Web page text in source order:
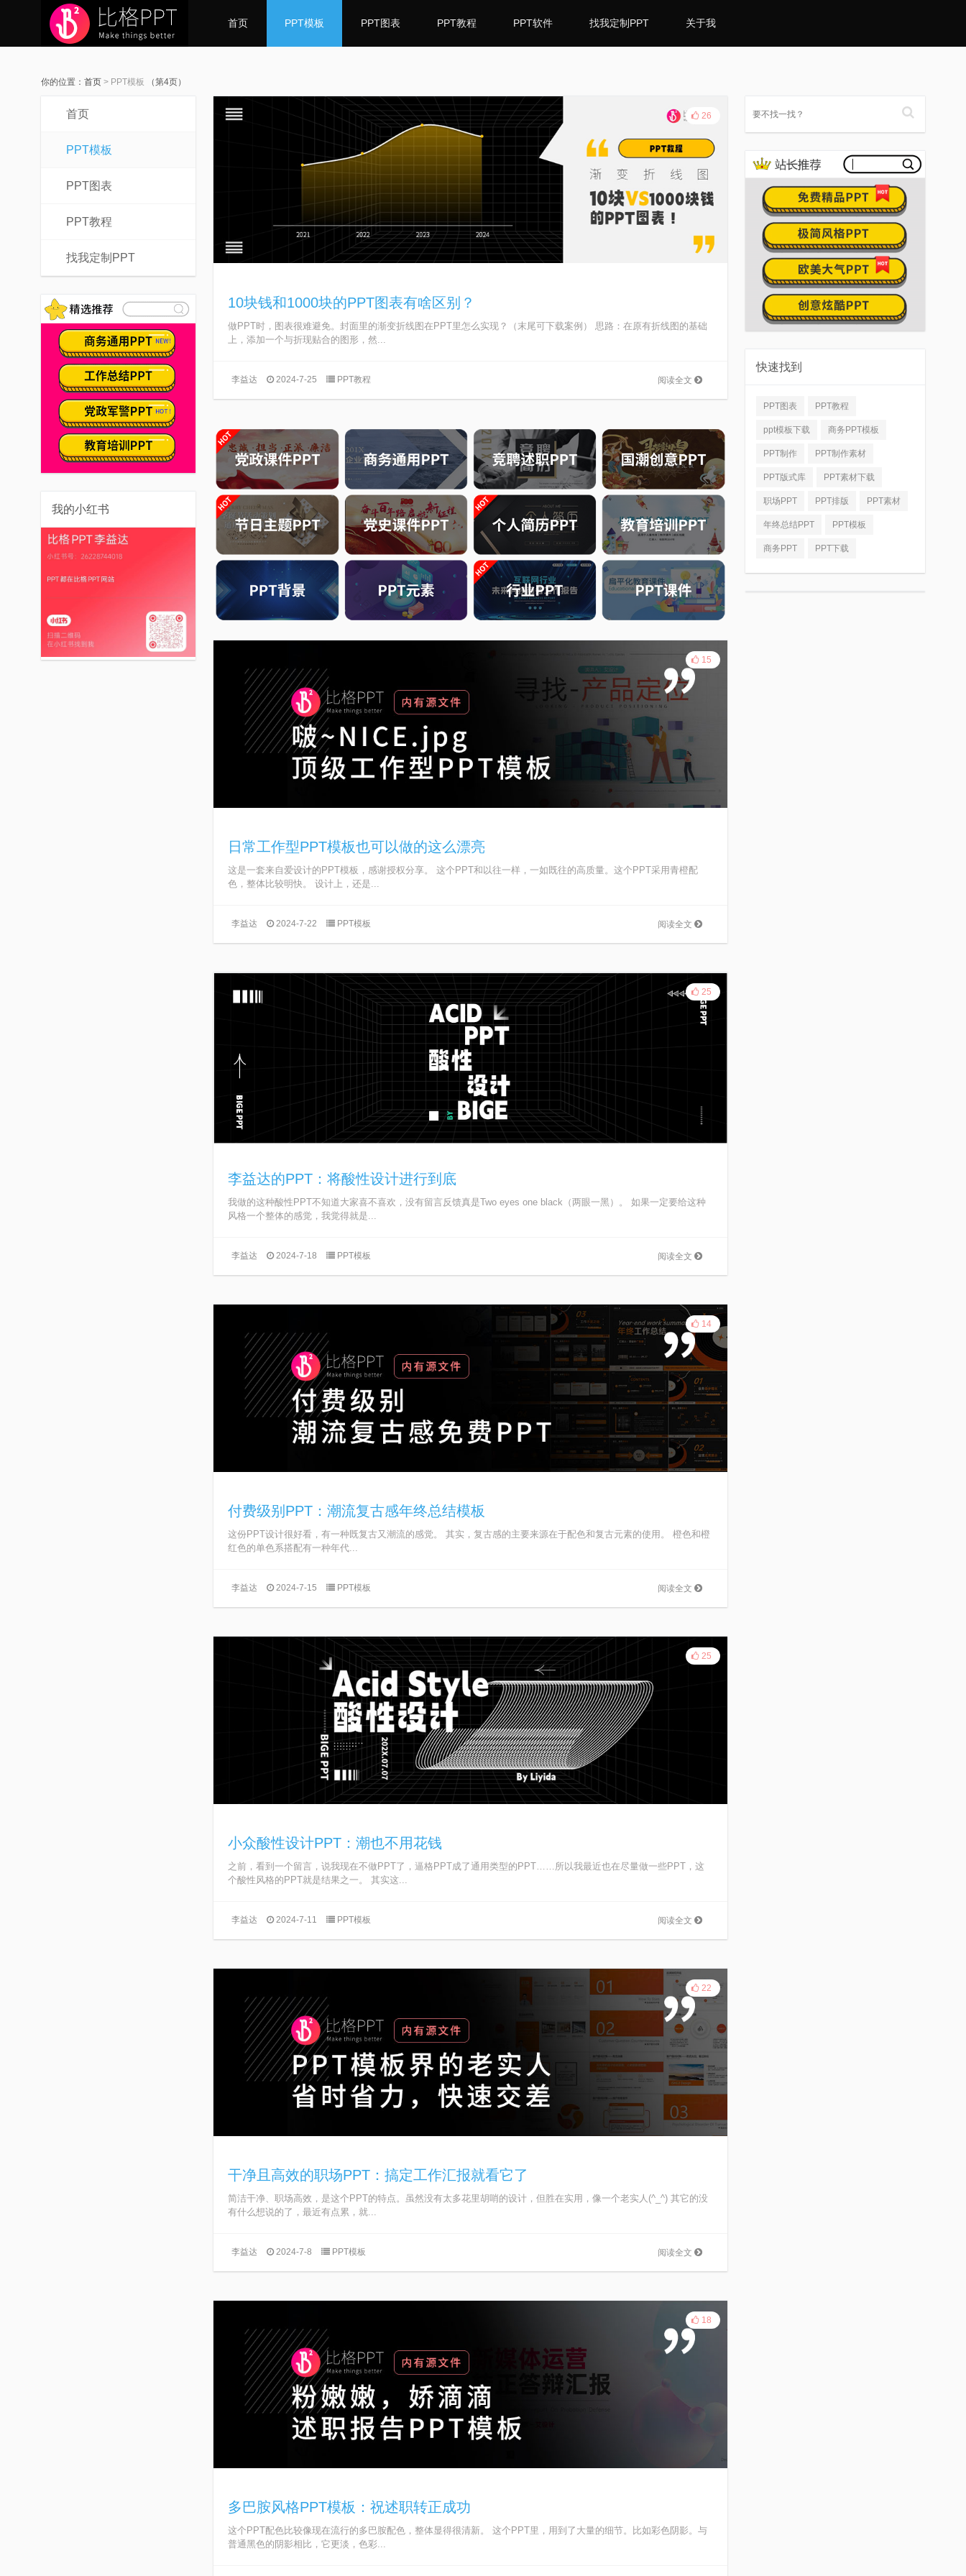
首页 PPT模板 PPT图表 PPT教程 PPT软件 找我定制PPT 关于我
你的位置： 首页 > PPT模板 （第4页）
首页
PPT模板
PPT图表
PPT教程
找我定制PPT
我的小红书
26
10块钱和1000块的PPT图表有啥区别？
做PPT时，图表很难避免。封面里的渐变折线图在PPT里怎么实现？（末尾可下载案例） 思路：在原有折线图的基础
上，添加一个与折现贴合的图形，然...
阅读全文
李益达 2024-7-25 PPT教程
15
日常工作型PPT模板也可以做的这么漂亮
这是一套来自爱设计的PPT模板，感谢授权分享。 这个PPT和以往一样，一如既往的高质量。这个PPT采用青橙配
色，整体比较明快。 设计上，还是...
阅读全文
李益达 2024-7-22 PPT模板
25
李益达的PPT：将酸性设计进行到底
我做的这种酸性PPT不知道大家喜不喜欢，没有留言反馈真是Two eyes one black（两眼一黑）。 如果一定要给这种
风格一个整体的感觉，我觉得就是...
阅读全文
李益达 2024-7-18 PPT模板
14
付费级别PPT：潮流复古感年终总结模板
这份PPT设计很好看，有一种既复古又潮流的感觉。 其实，复古感的主要来源在于配色和复古元素的使用。 橙色和橙
红色的单色系搭配有一种年代...
阅读全文
李益达 2024-7-15 PPT模板
25
小众酸性设计PPT：潮也不用花钱
之前，看到一个留言，说我现在不做PPT了，逼格PPT成了通用类型的PPT……所以我最近也在尽量做一些PPT，这
个酸性风格的PPT就是结果之一。 其实这...
阅读全文
李益达 2024-7-11 PPT模板
22
干净且高效的职场PPT：搞定工作汇报就看它了
简洁干净、职场高效，是这个PPT的特点。虽然没有太多花里胡哨的设计，但胜在实用，像一个老实人(^_^) 其它的没
有什么想说的了，最近有点累，就...
阅读全文
李益达 2024-7-8 PPT模板
18
多巴胺风格PPT模板：祝述职转正成功
这个PPT配色比较像现在流行的多巴胺配色，整体显得很清新。 这个PPT里，用到了大量的细节。比如彩色阴影。与
普通黑色的阴影相比，它更淡，色彩...
快速找到
PPT图表 PPT教程
ppt模板下载 商务PPT模板
PPT制作 PPT制作素材
PPT版式库 PPT素材下载
职场PPT PPT排版 PPT素材
年终总结PPT PPT模板
商务PPT PPT下载